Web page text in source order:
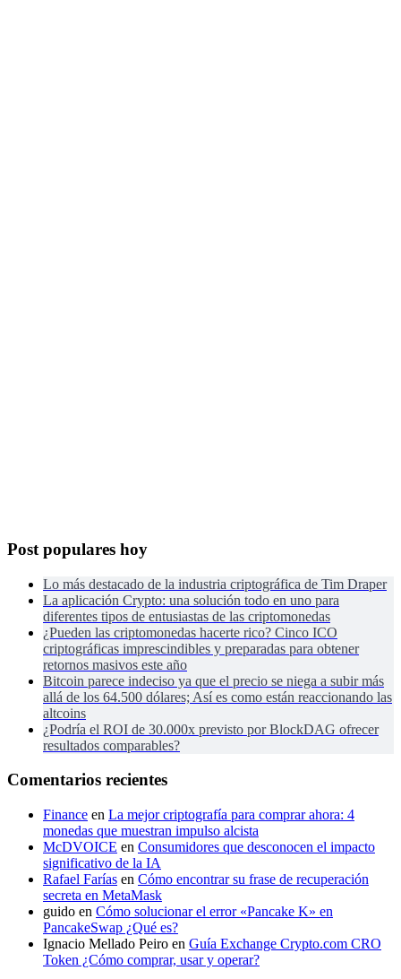
Post populares hoy
Lo más destacado de la industria criptográfica de Tim Draper
La aplicación Crypto: una solución todo en uno para
diferentes tipos de entusiastas de las criptomonedas
¿Pueden las criptomonedas hacerte rico? Cinco ICO
criptográficas imprescindibles y preparadas para obtener
retornos masivos este año
Bitcoin parece indeciso ya que el precio se niega a subir más
allá de los 64.500 dólares; Así es como están reaccionando las
altcoins
¿Podría el ROI de 30.000x previsto por BlockDAG ofrecer
resultados comparables?
Comentarios recientes
Finance en La mejor criptografía para comprar ahora: 4
monedas que muestran impulso alcista
McDVOICE en Consumidores que desconocen el impacto
significativo de la IA
Rafael Farías en Cómo encontrar su frase de recuperación
secreta en MetaMask
guido en Cómo solucionar el error «Pancake K» en
PancakeSwap ¿Qué es?
Ignacio Mellado Peiro en Guía Exchange Crypto.com CRO
Token ¿Cómo comprar, usar y operar?